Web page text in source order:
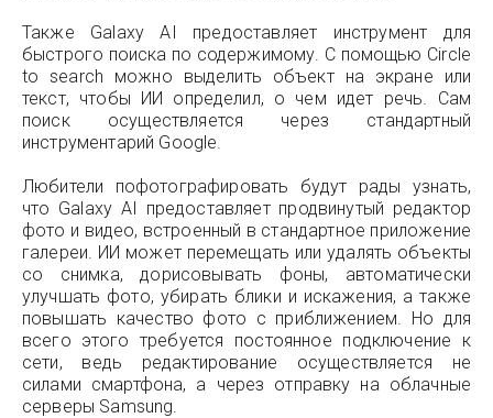
Также Galaxy AI предоставляет инструмент для
быстрого поиска по содержимому. С помощью Circle
to search можно выделить объект на экране или
текст, чтобы ИИ определил, о чем идет речь. Сам
поиск осуществляется через стандартный
инструментарий Google.
Любители пофотографировать будут рады узнать,
что Galaxy AI предоставляет продвинутый редактор
фото и видео, встроенный в стандартное приложение
галереи. ИИ может перемещать или удалять объекты
со снимка, дорисовывать фоны, автоматически
улучшать фото, убирать блики и искажения, а также
повышать качество фото с приближением. Но для
всего этого требуется постоянное подключение к
сети, ведь редактирование осуществляется не
силами смартфона, а через отправку на облачные
серверы Samsung.